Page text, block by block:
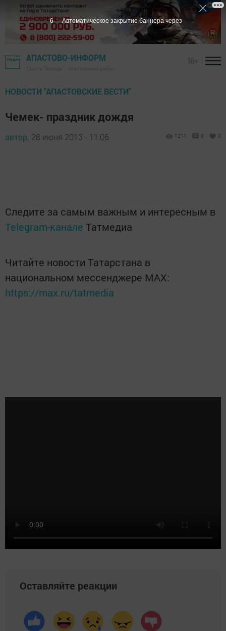
АПАСТОВО-ИНФОРМ
НОВОСТИ "АПАСТОВСКИЕ ВЕСТИ"
Чемек- праздник дождя
автор, 28 июня 2013 - 11:06 1211 0 0
Следите за самым важным и интересным в
Telegram-канале Татмедиа
Читайте новости Татарстана в
национальном мессенджере MАХ:
https://max.ru/tatmedia
Оставляйте реакции
5 Автоматическое закрытие баннера через